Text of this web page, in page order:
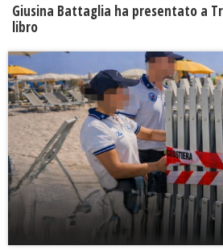
Giusina Battaglia ha presentato a
libro